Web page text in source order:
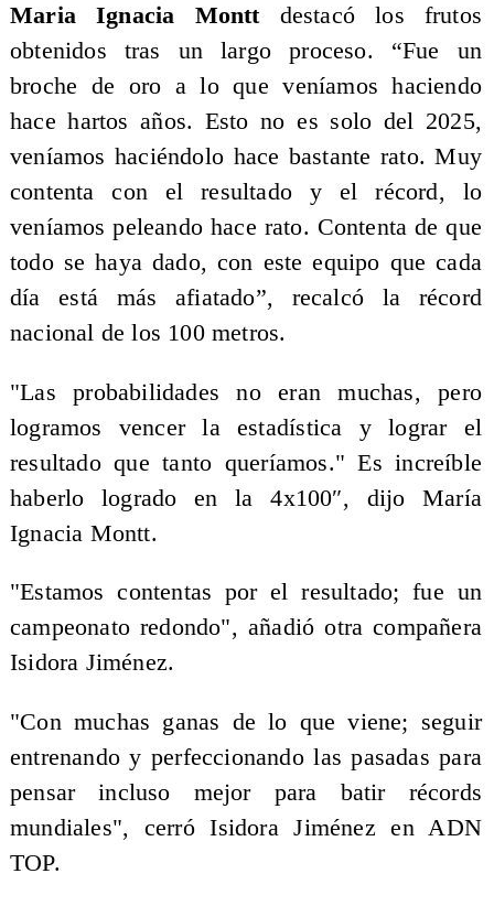
Maria Ignacia Monttdestacó los frutos
obtenidos tras un largo proceso. “Fue un
broche de oro a lo que veníamos haciendo
hace hartos años. Esto no es solo del 2025,
veníamos haciéndolo hace bastante rato. Muy
contenta con el resultado y el récord, lo
veníamos peleando hace rato. Contenta de que
todo se haya dado, con este equipo que cada
día está más afiatado”, recalcó la récord
nacional de los 100 metros.
"Las probabilidades no eran muchas, pero
logramos vencer la estadística y lograr el
resultado que tanto queríamos." Es increíble
haberlo logrado en la 4x100″, dijo María
Ignacia Montt.
"Estamos contentas por el resultado; fue un
campeonato redondo", añadió otra compañera
Isidora Jiménez.
"Con muchas ganas de lo que viene; seguir
entrenando y perfeccionando las pasadas para
pensar incluso mejor para batir récords
mundiales", cerró Isidora Jiménez en ADN
TOP.